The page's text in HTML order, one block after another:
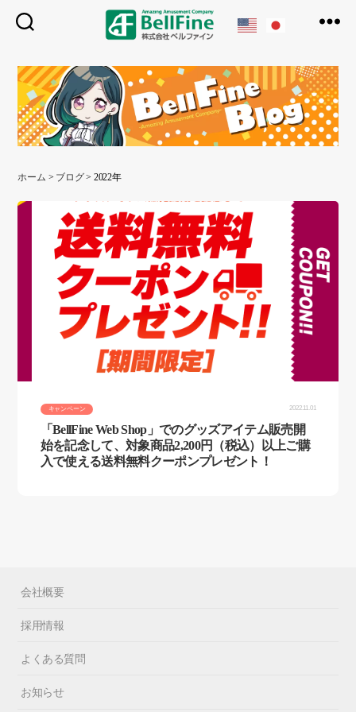
ァ
イ
ン
ホーム > ブログ> 2022年
キャンペーン 2022.11.01
「BellFine Web Shop」でのグッズアイテム販売開
始を記念して、対象商品2,200円（税込）以上ご購
入で使える送料無料クーポンプレゼント！
会社概要
採用情報
よくある質問
お知らせ